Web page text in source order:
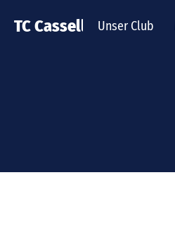
TC Cassella Unser Club